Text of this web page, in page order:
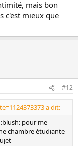
mais bon
c'est mieux que
#12
a dit:
pour me
chambre étudiante